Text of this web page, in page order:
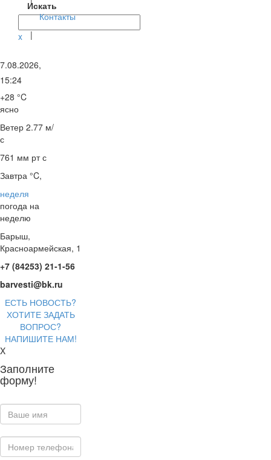
Искать
x
Контакты
|
7.08.2026,
15:24
+28 °C
ясно
Ветер 2.77 м/
с
761 мм рт с
Завтра °C,
неделя
погода на
неделю
Барыш,
Красноармейская, 1
+7 (84253) 21-1-56
barvesti@bk.ru
ЕСТЬ НОВОСТЬ?
ХОТИТЕ ЗАДАТЬ
ВОПРОС?
НАПИШИТЕ НАМ!
X
Заполните
форму!